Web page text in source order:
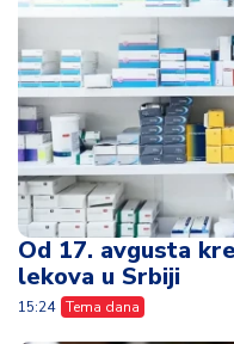
Od 17. avgusta
lekova u Srbiji
15:24 Tema dana